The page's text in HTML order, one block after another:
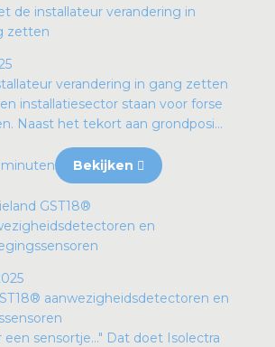
verandering in gang zetten
installatiesector staan voor forse
Naast het tekort aan grondposi...
minuten Bekijken
aanwezigheidsdetectoren en
een sensortje…" Dat doet Isolectra